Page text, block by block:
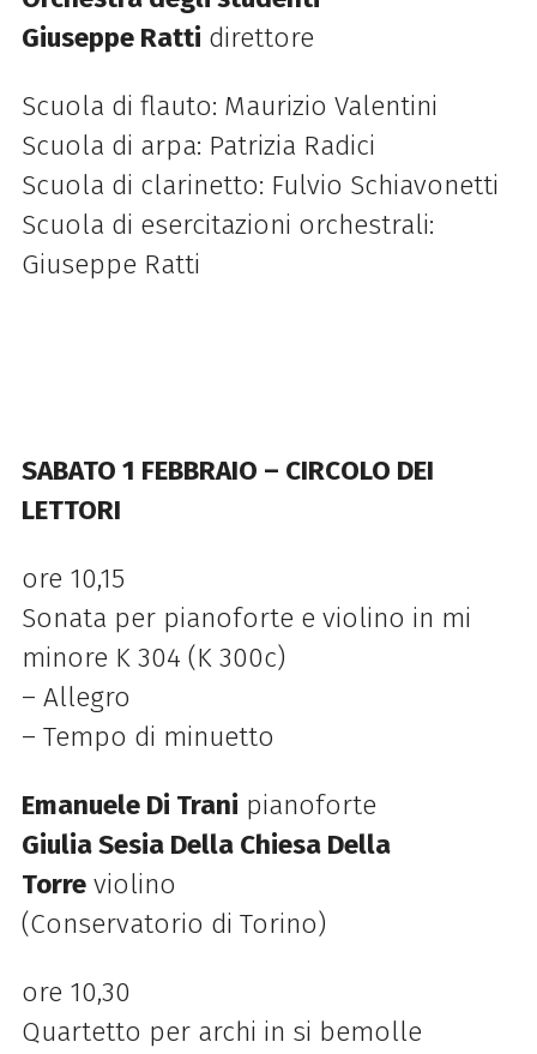
Giuseppe Ratti direttore
Scuola di flauto: Maurizio Valentini
Scuola di arpa: Patrizia Radici
Scuola di clarinetto: Fulvio Schiavonetti
Scuola di esercitazioni orchestrali:
Giuseppe Ratti
SABATO 1 FEBBRAIO – CIRCOLO DEI
LETTORI
ore 10,15
Sonata per pianoforte e violino in mi
minore K 304 (K 300c)
– Allegro
– Tempo di minuetto
Emanuele Di Trani pianoforte
Giulia Sesia Della Chiesa Della
Torre violino
(Conservatorio di Torino)
ore 10,30
Quartetto per archi in si bemolle